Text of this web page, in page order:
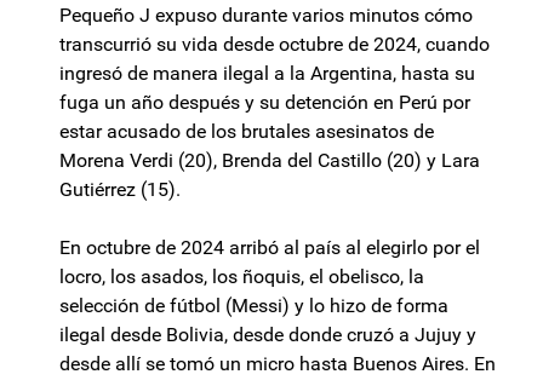
Pequeño J expuso durante varios minutos cómo
transcurrió su vida desde octubre de 2024, cuando
ingresó de manera ilegal a la Argentina, hasta su
fuga un año después y su detención en Perú por
estar acusado de los brutales asesinatos de
Morena Verdi (20), Brenda del Castillo (20) y Lara
Gutiérrez (15).
En octubre de 2024 arribó al país al elegirlo por el
locro, los asados, los ñoquis, el obelisco, la
selección de fútbol (Messi) y lo hizo de forma
ilegal desde Bolivia, desde donde cruzó a Jujuy y
desde allí se tomó un micro hasta Buenos Aires. En